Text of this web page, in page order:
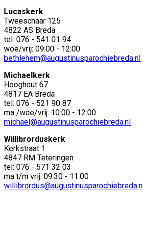
Lucaskerk
Tweeschaar 125
4822 AS Breda
tel: 076 - 541 01 94
woe/vrij: 09:00 - 12:00
bethlehem@augustinusparochiebreda.nl
Michaelkerk
Hooghout 67
4817 EA Breda
tel: 076 - 521 90 87
ma /woe/vrij: 10:00 - 12:00
michael@augustinusparochiebreda.nl
Willibrorduskerk
Kerkstraat 1
4847 RM Teteringen
tel: 076 - 571 32 03
ma t/m vrij: 09:30 - 11:00
willibrordus@augustinusparochiebreda.nl